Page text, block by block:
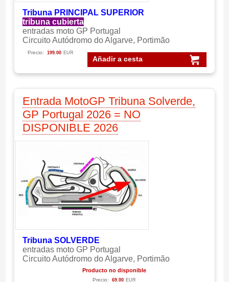
Tribuna PRINCIPAL SUPERIOR
tribuna cubierta
entradas moto GP Portugal
Circuito Autódromo do Algarve, Portimão
Añadir a cesta
Precio: 199.00 EUR
Entrada MotoGP Tribuna Solverde,
GP Portugal 2026 = NO
DISPONIBLE 2026
Tribuna SOLVERDE
entradas moto GP Portugal
Circuito Autódromo do Algarve, Portimão
Producto no disponible
Precio: 69.00 EUR